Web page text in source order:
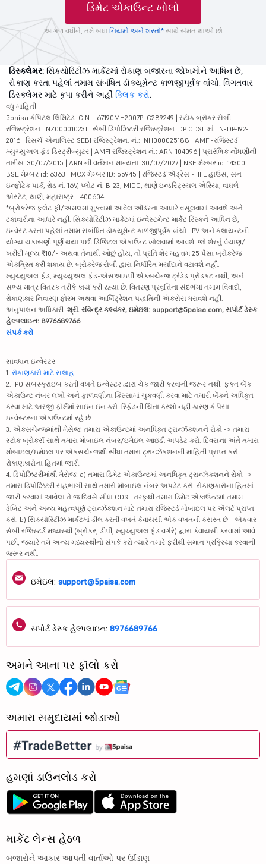
ડિમેટ એકાઉન્ટ ખોલો
આગળ વધીને, તમે બધા નિયમો અને શરતો*સાથે સંમત થાઓ છો
ડિસ્ક્લેમર: સિક્યોરિટીઝ માર્કેટમાં રોકાણ બજારના જોખમોને આધિન છે,
રોકાણ કરતા પહેલાં તમામ સંબંધિત ડૉક્યૂમેન્ટ કાળજીપૂર્વક વાંચો. વિગતવાર
ડિસ્ક્લેમર માટે કૃપા કરીને અહીં ક્લિક કરો.
વધુ માહિતી
5paisa કેપિટલ લિમિટેડ. CIN: L67190MH2007PLC289249 | સ્ટૉક બ્રોકર સેબી
રજિસ્ટ્રેશન: INZ000010231 | સેબી ડિપોઝિટરી રજિસ્ટ્રેશન: DP CDSL માં: IN-DP-192-
2016 | રિસર્ચ એનાલિસ્ટ SEBI રજિસ્ટ્રેશન. નં.: INH000025188 | AMFI-રજિસ્ટર્ડ
મ્યુચ્યુઅલ ફંડ ડિસ્ટ્રીબ્યુટર | AMFI રજિસ્ટ્રેશન નં.: ARN-104096 | પ્રારંભિક નોંધણીની
તારીખ: 30/07/2015 | ARN ની વર્તમાન માન્યતા: 30/07/2027 | NSE મેમ્બર id: 14300 |
BSE મેમ્બર id: 6363 | MCX મેમ્બર ID: 55945 | રજિસ્ટર્ડ ઍડ્રેસ - IIFL હાઉસ, સન
ઇન્ફોટેક પાર્ક, રોડ નં. 16V, પ્લોટ નં. B-23, MIDC, થાણે ઇન્ડસ્ટ્રિયલ એરિયા, વાઘલે
એસ્ટેટ, થાણે, મહારાષ્ટ્ર - 400604
*બ્રોકરેજ ફ્લેટ ફી/અમલમાં મુકવામાં આવેલ ઑર્ડરના આધારે વસૂલવામાં આવશે અને
ટકાવારીના આધારે નહીં. સિક્યોરિટીઝ માર્કેટમાં ઇન્વેસ્ટમેન્ટ માર્કેટ રિસ્કને આધિન છે,
ઇન્વેસ્ટ કરતા પહેલાં તમામ સંબંધિત ડૉક્યૂમેન્ટ કાળજીપૂર્વક વાંચો. IPV અને ક્લાયન્ટની
યોગ્ય ચકાસણી પૂર્ણ થયા પછી ડિજિટલ એકાઉન્ટ ખોલવામાં આવશે. જો શેરનું વેચાણ/
ખરીદી મૂલ્ય ₹10/- અથવા તેનાથી ઓછું હોય, તો પ્રતિ શેર મહત્તમ 25 પૈસા બ્રોકરેજ
એકત્રિત કરી શકાય છે. બ્રોકરેજ સેબી દ્વારા નિર્ધારિત મર્યાદાને વટાવશે નહીં.
મ્યુચ્યુઅલ ફંડ, મ્યુચ્યુઅલ ફંડ-એસઆઇપી એક્સચેન્જ ટ્રેડેડ પ્રૉડક્ટ નથી, અને
સભ્ય માત્ર વિતરક તરીકે કાર્ય કરી રહ્યા છે. વિતરણ પ્રવૃત્તિના સંદર્ભમાં તમામ વિવાદો,
રોકાણકાર નિવારણ ફોરમ અથવા આર્બિટ્રેશન પદ્ધતિની ઍક્સેસ ધરાવશે નહીં.
અનુપાલન અધિકારી: શ્રી. રવિન્દ્ર કલ્વંકર, ઇમેઇલ: support@5paisa.com, સપોર્ટ ડેસ્ક
હેલ્પલાઇન: 8976689766
સંપર્ક કરો
સાવધાન ઇન્વેસ્ટર
1. રોકાણકારો માટે સલાહ
2. IPO સબસ્ક્રાઇબ કરતી વખતે ઇન્વેસ્ટર દ્વારા ચેક જારી કરવાની જરૂર નથી. ફક્ત બેંક
એકાઉન્ટ નંબર લખો અને ફાળવણીના કિસ્સામાં ચુકવણી કરવા માટે તમારી બેંકને અધિકૃત
કરવા માટે અરજી ફોર્મમાં સાઇન ઇન કરો. રિફંડની ચિંતા કરશો નહીં કારણ કે પૈસા
ઇન્વેસ્ટરના એકાઉન્ટમાં રહે છે.
3. એક્સચેન્જમાંથી મેસેજ: તમારા એકાઉન્ટમાં અનધિકૃત ટ્રાન્ઝૅક્શનને રોકો -> તમારા
સ્ટૉક બ્રોકર્સ સાથે તમારા મોબાઇલ નંબર/ઇમેઇલ આઇડી અપડેટ કરો. દિવસના અંતે તમારા
મોબાઇલ/ઇમેઇલ પર એક્સચેન્જથી સીધા તમારા ટ્રાન્ઝૅક્શનની માહિતી પ્રાપ્ત કરો.
રોકાણકારોના હિતમાં જારી.
4. ડિપોઝિટરીમાંથી મેસેજ: a) તમારા ડિમેટ એકાઉન્ટમાં અનધિકૃત ટ્રાન્ઝૅક્શનને રોકો ->
તમારા ડિપોઝિટરી સહભાગી સાથે તમારો મોબાઇલ નંબર અપડેટ કરો. રોકાણકારોના હિતમાં
જારી કરવામાં આવેલા તે જ દિવસે સીધા CDSL તરફથી તમારા ડિમેટ એકાઉન્ટમાં તમામ
ડેબિટ અને અન્ય મહત્વપૂર્ણ ટ્રાન્ઝૅક્શન માટે તમારા રજિસ્ટર્ડ મોબાઇલ પર ઍલર્ટ પ્રાપ્ત
કરો. b) સિક્યોરિટીઝ માર્કેટમાં ડીલ કરતી વખતે કેવાયસી એક વખતની કસરત છે - એકવાર
સેબી રજિસ્ટર્ડ મધ્યસ્થી (બ્રોકર, ડીપી, મ્યુચ્યુઅલ ફંડ વગેરે) દ્વારા કેવાયસી કરવામાં આવે
પછી, જ્યારે તમે અન્ય મધ્યસ્થીનો સંપર્ક કરો ત્યારે તમારે ફરીથી સમાન પ્રક્રિયા કરવાની
જરૂર નથી.
ઇમેઇલ: support@5paisa.com
સપોર્ટ ડેસ્ક હેલ્પલાઇન: 8976689766
અમને આના પર ફૉલો કરો
અમારા સમુદાયમાં જોડાઓ
હમણાં ડાઉનલોડ કરો
માર્કેટ લેન્સ હેઠળ
બજારોને આકાર આપતી વાર્તાઓ પર ઊંડાણ